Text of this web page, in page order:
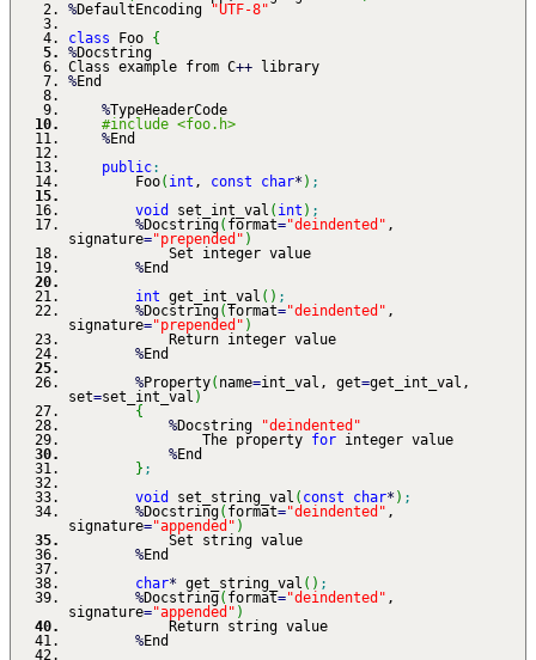
%DefaultEncoding
"UTF-8"
class Foo {
%Docstring
Class example from C++ library
%End
%TypeHeaderCode
#include <foo.h>
%End
public:
Foo( int , const char* ) ;
void
set_int_val ( int ) ;
%Docstring( format="deindented" ,
signature="prepended" )
Set integer value
%End
int get_int_val ( ) ;
%Docstring( format="deindented" ,
signature="prepended" )
Return integer value
%End
%Property( name=int_val, get=get_int_val,
set=set_int_val )
{
%Docstring
"deindented"
The property for integer value
%End
} ;
void
set_string_val ( const char* ) ;
%Docstring( format="deindented" ,
signature="appended" )
Set string value
%End
char* get_string_val ( ) ;
%Docstring( format="deindented" ,
signature="appended" )
Return string value
%End